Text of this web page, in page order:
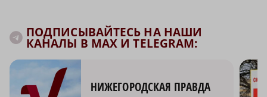
ПОДПИСЫВАЙТЕСЬ НА НАШИ
КАНАЛЫ В MAX И TELEGRAM:
НИЖЕГОРОДСКАЯ ПРАВДА